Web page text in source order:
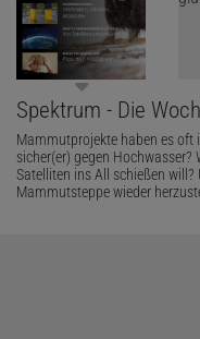
Spektrum - Die
Mammutprojekte haben es oft
sicher(er) gegen
Satelliten ins All schießen
Mammutsteppe wieder